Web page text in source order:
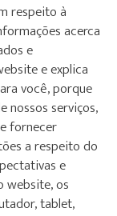
respeito à
acerca
e
e explica
você, porque
nossos serviços,
fornecer
a respeito do
e
website, os
tablet,